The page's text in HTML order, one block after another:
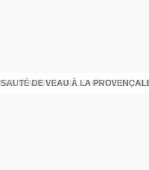
SAUTÉ DE VEAU À LA